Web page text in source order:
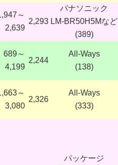
～
2,639
2,293
パナソニック
LM-BR50H5Mなど
(389)
689～
4,199
2,244
All-Ways
(138)
～
3,080
2,326
All-Ways
(333)
パッケージ